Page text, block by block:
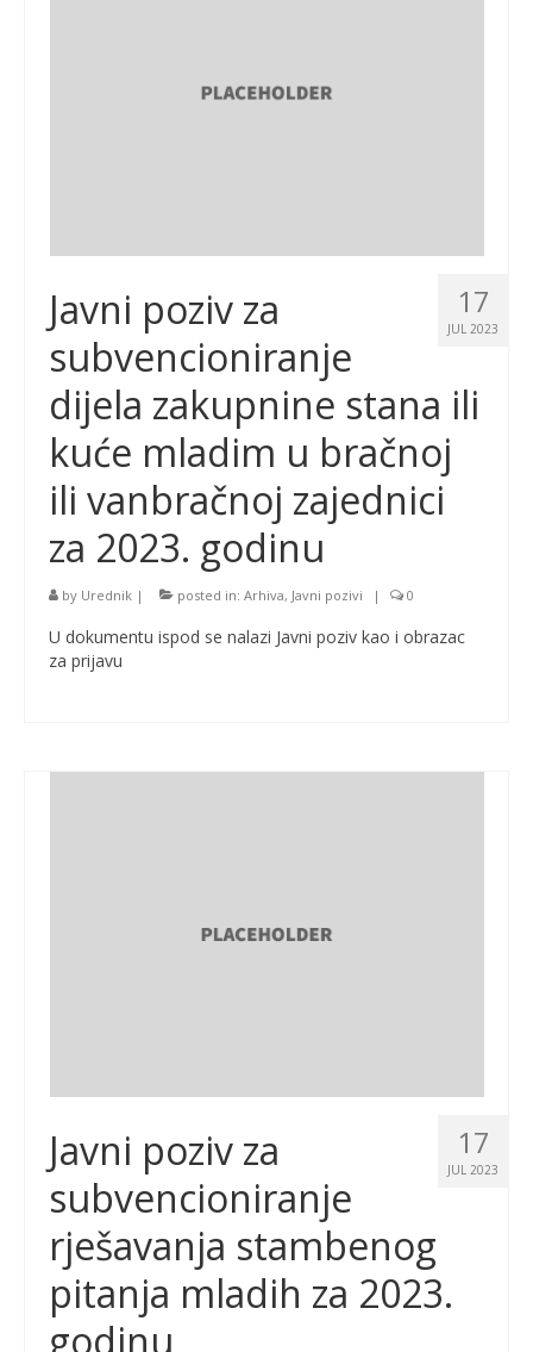
17
JUL 2023
Javni poziv za
subvencioniranje
dijela zakupnine stana ili
kuće mladim u bračnoj
ili vanbračnoj zajednici
za 2023. godinu
by Urednik | posted in: Arhiva, Javni pozivi | 0
U dokumentu ispod se nalazi Javni poziv kao i obrazac
za prijavu
17
JUL 2023
Javni poziv za
subvencioniranje
rješavanja stambenog
pitanja mladih za 2023.
godinu